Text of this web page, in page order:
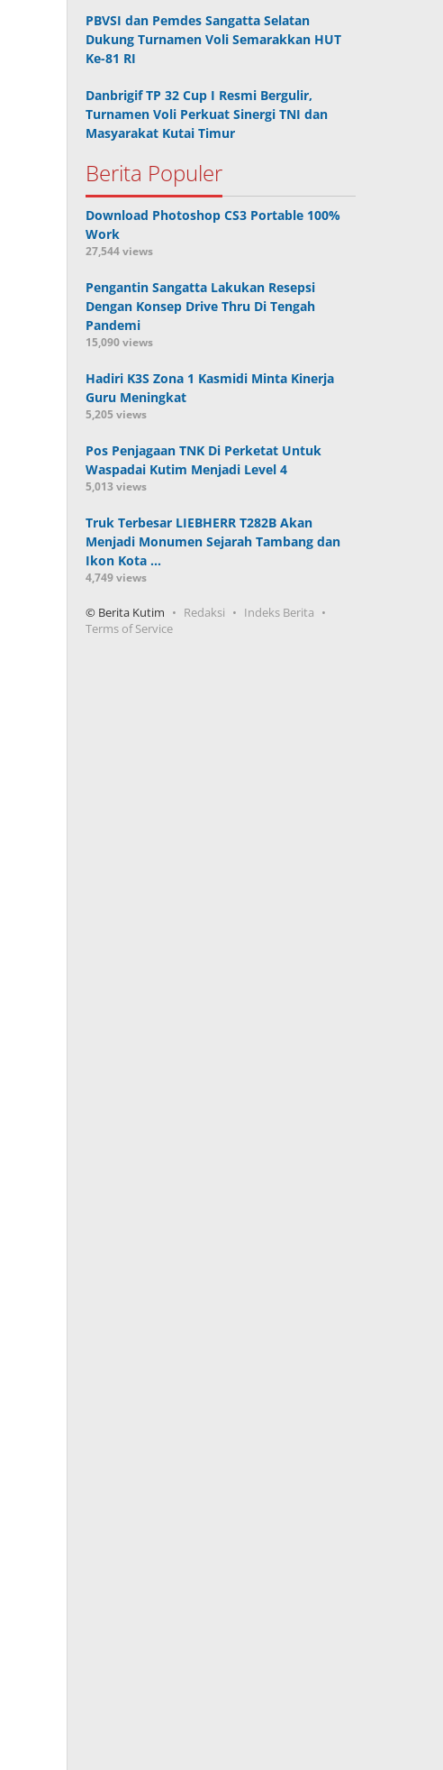
PBVSI dan Pemdes Sangatta Selatan
Dukung Turnamen Voli Semarakkan HUT
Ke-81 RI
Danbrigif TP 32 Cup I Resmi Bergulir,
Turnamen Voli Perkuat Sinergi TNI dan
Masyarakat Kutai Timur
Berita Populer
Download Photoshop CS3 Portable 100%
Work
27,544 views
Pengantin Sangatta Lakukan Resepsi
Dengan Konsep Drive Thru Di Tengah
Pandemi
15,090 views
Hadiri K3S Zona 1 Kasmidi Minta Kinerja
Guru Meningkat
5,205 views
Pos Penjagaan TNK Di Perketat Untuk
Waspadai Kutim Menjadi Level 4
5,013 views
Truk Terbesar LIEBHERR T282B Akan
Menjadi Monumen Sejarah Tambang dan
Ikon Kota …
4,749 views
© Berita Kutim Redaksi
Indeks Berita
Terms of Service